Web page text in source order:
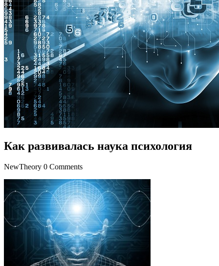
Как развивалась наука психология
NewTheory 0 Comments